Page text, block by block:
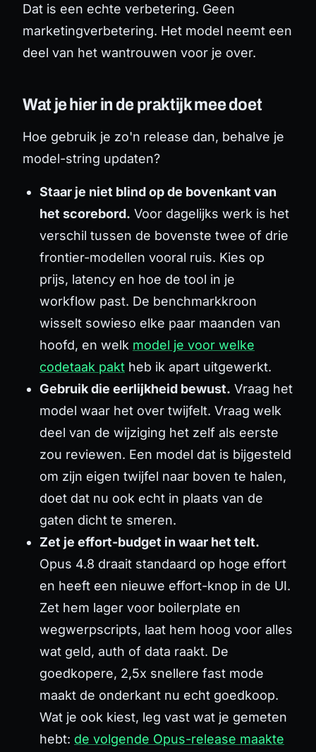
Dat is een echte verbetering. Geen
marketingverbetering. Het model neemt een
deel van het wantrouwen voor je over.
Wat je hier in de praktijk mee doet
Hoe gebruik je zo'n release dan, behalve je
model-string updaten?
Staar je niet blind op de bovenkant van
het scorebord. Voor dagelijks werk is het
verschil tussen de bovenste twee of drie
frontier-modellen vooral ruis. Kies op
prijs, latency en hoe de tool in je
workflow past. De benchmarkkroon
wisselt sowieso elke paar maanden van
hoofd, en welk model je voor welke
codetaak pakt heb ik apart uitgewerkt.
Gebruik die eerlijkheid bewust. Vraag het
model waar het over twijfelt. Vraag welk
deel van de wijziging het zelf als eerste
zou reviewen. Een model dat is bijgesteld
om zijn eigen twijfel naar boven te halen,
doet dat nu ook echt in plaats van de
gaten dicht te smeren.
Zet je effort-budget in waar het telt.
Opus 4.8 draait standaard op hoge effort
en heeft een nieuwe effort-knop in de UI.
Zet hem lager voor boilerplate en
wegwerpscripts, laat hem hoog voor alles
wat geld, auth of data raakt. De
goedkopere, 2,5x snellere fast mode
maakt de onderkant nu echt goedkoop.
Wat je ook kiest, leg vast wat je gemeten
hebt: de volgende Opus-release maakte